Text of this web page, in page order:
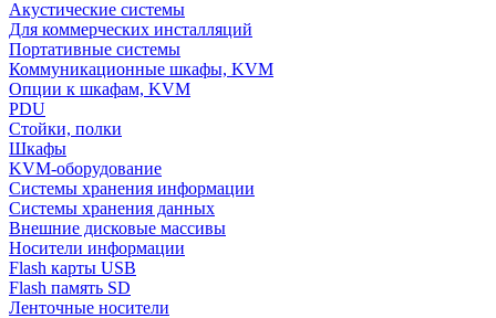
Акустические системы
Для коммерческих инсталляций
Портативные системы
Коммуникационные шкафы, KVM
Опции к шкафам, KVM
PDU
Стойки, полки
Шкафы
KVM-оборудование
Системы хранения информации
Системы хранения данных
Внешние дисковые массивы
Носители информации
Flash карты USB
Flash память SD
Ленточные носители